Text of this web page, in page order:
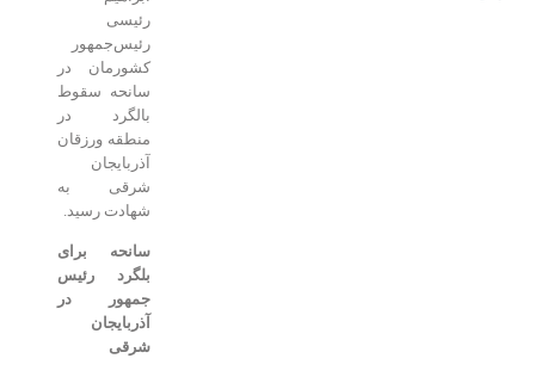
رئیس‌جمهور
کشورمان در
سانحه سقوط
بالگرد در
منطقه ورزقان
آذربایجان
شرقی به
شهادت رسید.
سانحه برای
بلگرد رئیس
جمهور در
آذربایجان